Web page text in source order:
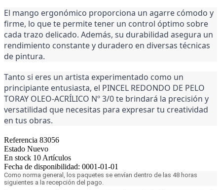
El mango ergonómico proporciona un agarre cómodo y
firme, lo que te permite tener un control óptimo sobre
cada trazo delicado. Además, su durabilidad asegura un
rendimiento constante y duradero en diversas técnicas
de pintura.
Tanto si eres un artista experimentado como un
principiante entusiasta, el PINCEL REDONDO DE PELO
TORAY OLEO-ACRÍLICO Nº 3/0 te brindará la precisión y
versatilidad que necesitas para expresar tu creatividad
en tus obras.
Referencia 83056
Estado Nuevo
En stock 10 Artículos
Fecha de disponibilidad: 0001-01-01
Como norma general, los paquetes se envían dentro de las 48 horas
siguientes a la recepción del pago.